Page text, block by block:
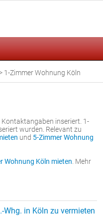
> 1-Zimmer Wohnung Köln
inseriert. 1-
wurden. Relevant zu
und 5-Zimmer Wohnung
Wohnung Köln mieten . Mehr
Whg. in Köln zu vermieten